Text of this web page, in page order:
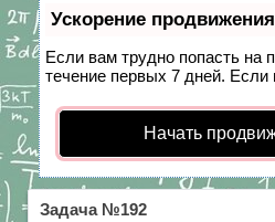
Ускорение продвижения
Если вам трудно попасть на
течение первых 7 дней. Если
Начать
Задача №192